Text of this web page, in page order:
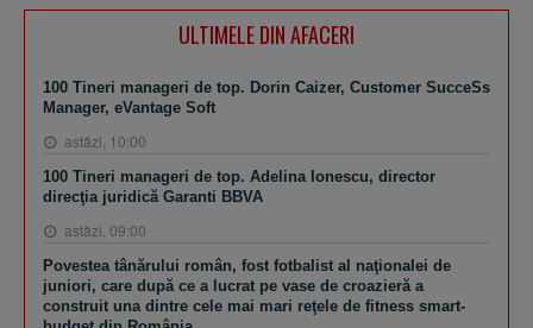
ULTIMELE DIN AFACERI
100 Tineri manageri de top. Dorin Caizer, Customer SucceSs
Manager, eVantage Soft
astăzi, 10:00
100 Tineri manageri de top. Adelina Ionescu, director
direcţia juridică Garanti BBVA
astăzi, 09:00
Povestea tânărului român, fost fotbalist al naţionalei de
juniori, care după ce a lucrat pe vase de croazieră a
construit una dintre cele mai mari reţele de fitness smart-